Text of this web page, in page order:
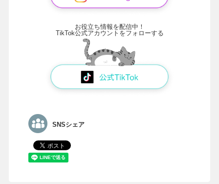
お役立ち情報を配信中！
TikTok公式アカウントをフォローする
SNSシェア